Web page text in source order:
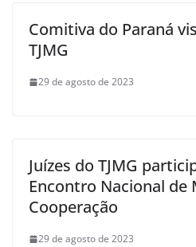
Comitiva do Paraná
TJMG
29 de agosto de 2023
Juízes do TJMG
Encontro Nacional de
Cooperação
29 de agosto de 2023